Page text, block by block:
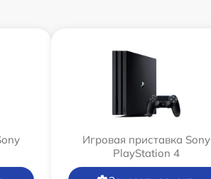
Игровая приставка Sony
PlayStation 4